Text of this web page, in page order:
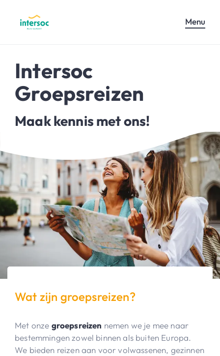
Menu
Intersoc
Groepsreizen
Maak kennis met ons!
Wat zijn groepsreizen?
Met onze groepsreizen nemen we je mee naar
bestemmingen zowel binnen als buiten Europa.
We bieden reizen aan voor volwassenen, gezinnen